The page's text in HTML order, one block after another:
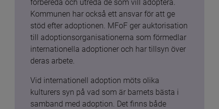
förbereda och utreda de som vill adoptera.
Kommunen har också ett ansvar för att ge
stöd efter adoptionen. MFoF ger auktorisation
till adoptionsorganisationerna som förmedlar
internationella adoptioner och har tillsyn över
deras arbete.
Vid internationell adoption möts olika
kulturers syn på vad som är barnets bästa i
samband med adoption. Det finns både